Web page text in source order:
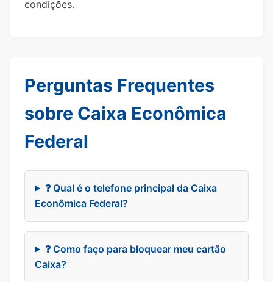
condições.
Perguntas Frequentes
sobre Caixa Econômica
Federal
❓ Qual é o telefone principal da Caixa
Econômica Federal?
❓ Como faço para bloquear meu cartão
Caixa?